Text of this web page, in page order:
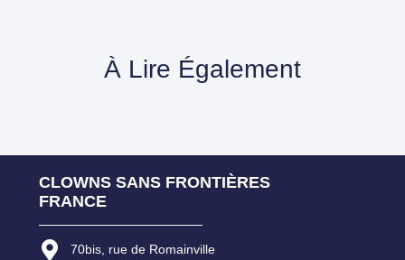
À Lire Également
CLOWNS SANS FRONTIÈRES
FRANCE
70bis, rue de Romainville